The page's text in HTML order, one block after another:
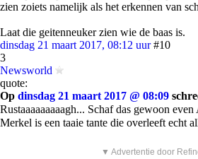
zien zoiets namelijk als het erkennen van
Laat die geitenneuker zien wie de baas is.
dinsdag 21 maart 2017, 08:12 uur #10
3
Newsworld
quote:
Op dinsdag 21 maart 2017 @ 08:09
Rustaaaaaaaaagh... Schaf das gewoon even
Merkel is een taaie tante die overleeft echt
▼ Advertentie door